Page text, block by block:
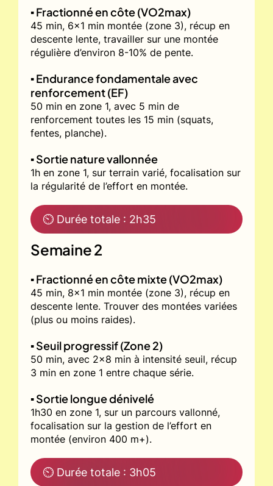
▪️ Fractionné en côte (VO2max)
45 min, 6x1 min montée (zone 3), récup en
descente lente, travailler sur une montée
régulière d’environ 8-10% de pente.
▪️ Endurance fondamentale avec
renforcement (EF)
50 min en zone 1, avec 5 min de
renforcement toutes les 15 min (squats,
fentes, planche).
▪️ Sortie nature vallonnée
1h en zone 1, sur terrain varié, focalisation sur
la régularité de l’effort en montée.
⏲ Durée totale : 2h35
Semaine 2
▪️ Fractionné en côte mixte (VO2max)
45 min, 8x1 min montée (zone 3), récup en
descente lente. Trouver des montées variées
(plus ou moins raides).
▪️ Seuil progressif (Zone 2)
50 min, avec 2x8 min à intensité seuil, récup
3 min en zone 1 entre chaque série.
▪️ Sortie longue dénivelé
1h30 en zone 1, sur un parcours vallonné,
focalisation sur la gestion de l’effort en
montée (environ 400 m+).
⏲ Durée totale : 3h05